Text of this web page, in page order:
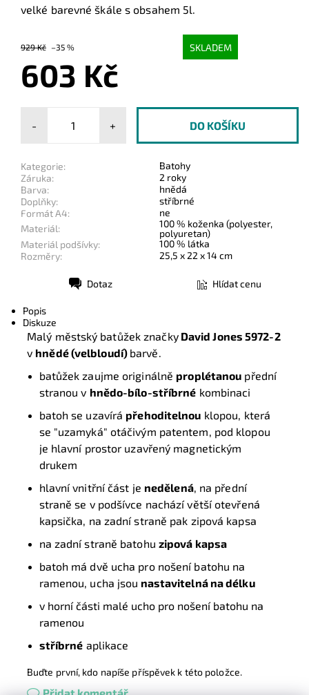
velké barevné škále s obsahem 5l.
929 Kč –35 % SKLADEM
603 Kč
- +
Kategorie:
Batohy
Záruka:
2 roky
Barva:
hnědá
Doplňky:
stříbrné
Formát A4:
ne
Materiál:
100 % koženka (polyester,
polyuretan)
Materiál podšívky:
100 % látka
Rozměry:
25,5 x 22 x 14 cm
Dotaz Hlídat cenu
Popis
Diskuze
Malý městský batůžek značkyDavid Jones 5972-2
v hnědé (velbloudí) barvě.
batůžek zaujme originálně proplétanou přední
stranou v hnědo-bílo-stříbrné kombinaci
batoh se uzavírá přehoditelnou klopou, která
se "uzamyká" otáčivým patentem, pod klopou
je hlavní prostor uzavřený magnetickým
drukem
hlavní vnitřní část je nedělená, na přední
straně se v podšívce nachází větší otevřená
kapsička, na zadní straně pak zipová kapsa
na zadní straně batohu zipová kapsa
batoh má dvě ucha pro nošení batohu na
ramenou, ucha jsou nastavitelná na délku
v horní části malé ucho pro nošení batohu na
ramenou
stříbrné aplikace
Buďte první, kdo napíše příspěvek k této položce.
Přidat komentář